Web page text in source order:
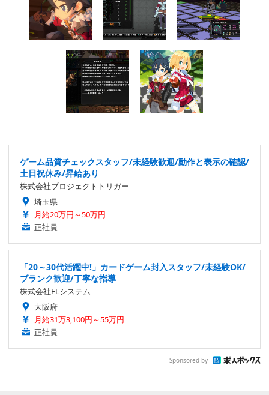
ゲーム品質チェックスタッフ/未経験歓迎/動作と表示の確認/
土日祝休み/昇給あり
株式会社プロジェクトトリガー
埼玉県
月給20万円～50万円
正社員
「20～30代活躍中!」カードゲーム封入スタッフ/未経験OK/
ブランク歓迎/丁寧な指導
株式会社ELシステム
大阪府
月給31万3,100円～55万円
正社員
Sponsored by